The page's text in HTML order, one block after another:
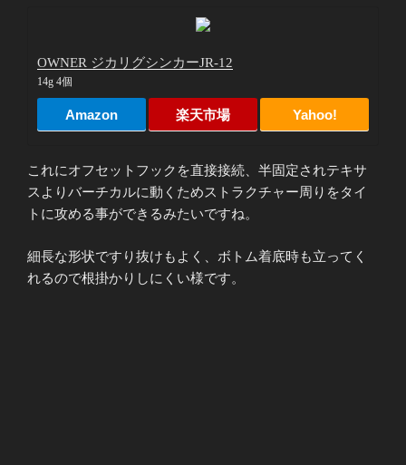
OWNER ジカリグシンカーJR-12
14g 4個
Amazon 楽天市場 Yahoo!
これにオフセットフックを直接接続、半固定されテキサ
スよりバーチカルに動くためストラクチャー周りをタイ
トに攻める事ができるみたいですね。
細長な形状ですり抜けもよく、ボトム着底時も立ってく
れるので根掛かりしにくい様です。